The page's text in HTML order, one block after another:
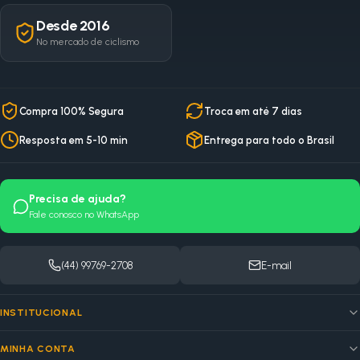
Desde 2016
No mercado de ciclismo
Compra 100% Segura Troca em até 7 dias
Resposta em 5-10 min Entrega para todo o Brasil
Precisa de ajuda?
Fale conosco no WhatsApp
(44) 99769-2708 E-mail
INSTITUCIONAL
MINHA CONTA